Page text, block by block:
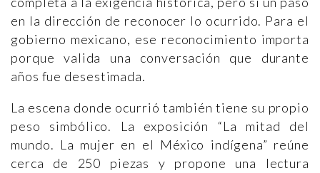
en la dirección de reconocer lo ocurrido. Para el
gobierno mexicano, ese reconocimiento importa
porque valida una conversación que durante
años fue desestimada.
La escena donde ocurrió también tiene su propio
peso simbólico. La exposición “La mitad del
mundo. La mujer en el México indígena” reúne
cerca de 250 piezas y propone una lectura